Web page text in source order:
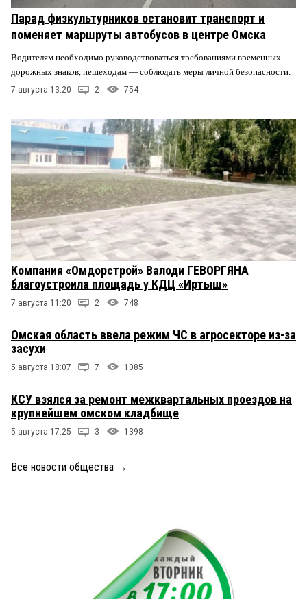
Парад физкультурников остановит транспорт и
поменяет маршруты автобусов в центре Омска
Водителям необходимо руководствоваться требованиями временных
дорожных знаков, пешеходам — соблюдать меры личной безопасности.
7 августа 13:20 2 754
Компания «Омдорстрой» Валоди ГЕВОРГЯНА
благоустроила площадь у КДЦ «Иртыш»
7 августа 11:20 2 748
Омская область ввела режим ЧС в агросекторе из-за
засухи
5 августа 18:07 7 1085
КСУ взялся за ремонт межквартальных проездов на
крупнейшем омском кладбище
5 августа 17:25 3 1398
Все новости общества →